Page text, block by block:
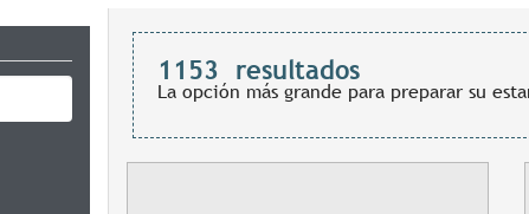
1153 resultados
La opción más grande para preparar su